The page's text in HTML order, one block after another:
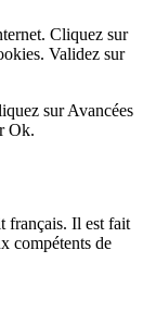
Cliquez sur
Validez sur
sur Avancées
Ok.
français. Il est fait
compétents de